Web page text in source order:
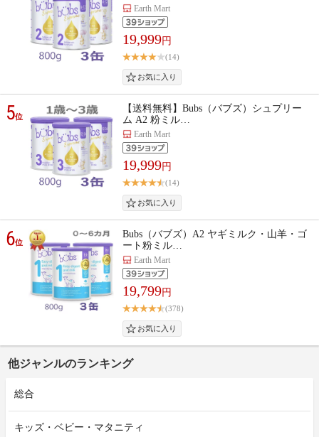
Earth Mart
19,999円
(14)
5位
【送料無料】Bubs（バブズ）シュプリー
ム A2 粉ミル…
Earth Mart
19,999円
(14)
6位
Bubs（バブズ）A2 ヤギミルク・山羊・ゴ
ート粉ミル…
Earth Mart
19,799円
(378)
他ジャンルのランキング
総合
キッズ・ベビー・マタニティ